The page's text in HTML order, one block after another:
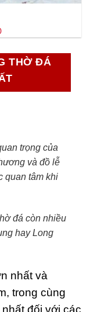
THỜ ĐÁ
trọng của
và đồ lễ
quan tâm khi
đá còn nhiều
hay Long
nhất và
trong cùng
đối với các